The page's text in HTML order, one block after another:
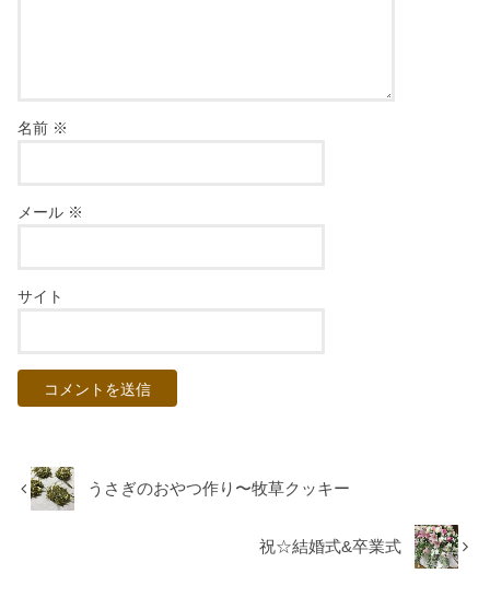
名前 ※
メール ※
サイト
うさぎのおやつ作り〜牧草クッキー
祝☆結婚式&卒業式